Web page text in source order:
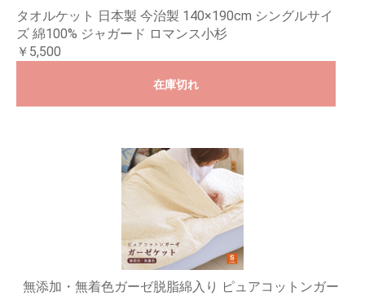
タオルケット 日本製 今治製 140×190cm シングルサイ
ズ 綿100% ジャガード ロマンス小杉
￥5,500
在庫切れ
無添加・無着色ガーゼ脱脂綿入り ピュアコットンガー